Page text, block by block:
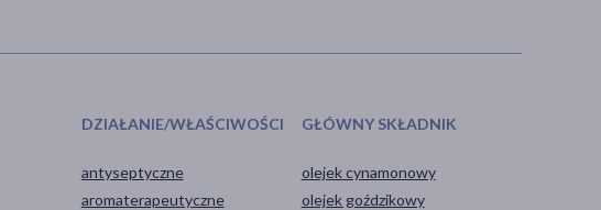
DZIAŁANIE/WŁAŚCIWOŚCI
antyseptyczne
aromaterapeutyczne
GŁÓWNY SKŁADNIK
olejek cynamonowy
olejek goździkowy